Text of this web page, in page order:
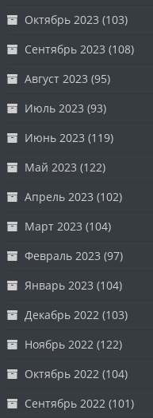
Октябрь 2023 (103)
Сентябрь 2023 (108)
Август 2023 (95)
Июль 2023 (93)
Июнь 2023 (119)
Май 2023 (122)
Апрель 2023 (102)
Март 2023 (104)
Февраль 2023 (97)
Январь 2023 (104)
Декабрь 2022 (103)
Ноябрь 2022 (122)
Октябрь 2022 (104)
Сентябрь 2022 (101)